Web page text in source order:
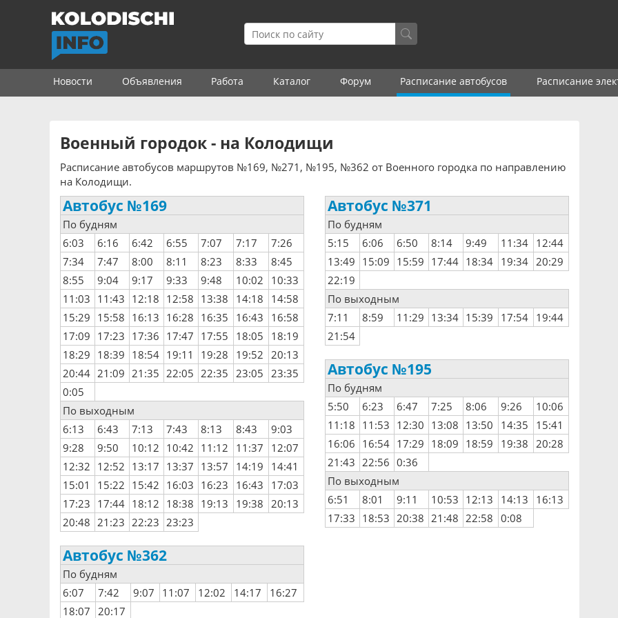
Новости Объявления Работа Каталог Форум Расписание автобусов Расписание
Военный городок - на Колодищи
Расписание автобусов маршрутов №169, №271, №195, №362 от Военного городка по направлению
на Колодищи.
Автобус №169
По будням
6:03
6:16 6:42 6:55 7:07 7:17
7:26
7:34
7:47 8:00 8:11 8:23 8:33
8:45
8:55
9:04 9:17 9:33 9:48 10:02
10:33
11:03 11:43 12:18 12:58 13:38 14:18
14:58
15:29 15:58 16:13 16:28 16:35 16:43
16:58
17:09 17:23 17:36 17:47 17:55 18:05
18:19
18:29 18:39 18:54 19:11 19:28 19:52 20:13
20:44 21:09 21:35 22:05 22:35 23:05 23:35
0:05
По выходным
6:13
6:43 7:13 7:43 8:13 8:43
9:03
9:28
9:50 10:12 10:42 11:12 11:37
12:07
12:32 12:52 13:17 13:37 13:57 14:19
14:41
15:01
15:22 15:42 16:03 16:23 16:43
17:03
17:23 17:44 18:12 18:38 19:13 19:38 20:13
20:48 21:23 22:23 23:23
Автобус №362
По будням
6:07
7:42 9:07 11:07 12:02 14:17
16:27
18:07 20:17
Автобус №371
По будням
5:15
6:06 6:50 8:14 9:49 11:34 12:44
13:49 15:09 15:59 17:44 18:34 19:34 20:29
22:19
По выходным
7:11
8:59 11:29 13:34 15:39 17:54 19:44
21:54
Автобус №195
По будням
5:50
6:23 6:47 7:25 8:06 9:26
10:06
11:18 11:53 12:30 13:08 13:50 14:35
15:41
16:06 16:54 17:29 18:09 18:59 19:38 20:28
21:43 22:56 0:36
По выходным
6:51
8:01 9:11 10:53 12:13 14:13
16:13
17:33 18:53 20:38 21:48 22:58 0:08